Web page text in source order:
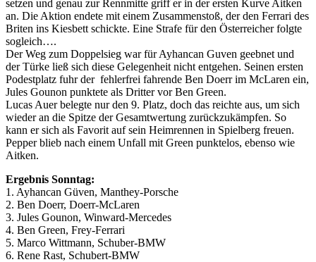
setzen und genau zur Rennmitte griff er in der ersten Kurve Aitken
an. Die Aktion endete mit einem Zusammenstoß, der den Ferrari des
Briten ins Kiesbett schickte. Eine Strafe für den Österreicher folgte
sogleich….
Der Weg zum Doppelsieg war für Ayhancan Guven geebnet und
der Türke ließ sich diese Gelegenheit nicht entgehen. Seinen ersten
Podestplatz fuhr der fehlerfrei fahrende Ben Doerr im McLaren ein,
Jules Gounon punktete als Dritter vor Ben Green.
Lucas Auer belegte nur den 9. Platz, doch das reichte aus, um sich
wieder an die Spitze der Gesamtwertung zurückzukämpfen. So
kann er sich als Favorit auf sein Heimrennen in Spielberg freuen.
Pepper blieb nach einem Unfall mit Green punktelos, ebenso wie
Aitken.
Ergebnis Sonntag:
1. Ayhancan Güven, Manthey-Porsche
2. Ben Doerr, Doerr-McLaren
3. Jules Gounon, Winward-Mercedes
4. Ben Green, Frey-Ferrari
5. Marco Wittmann, Schuber-BMW
6. Rene Rast, Schubert-BMW